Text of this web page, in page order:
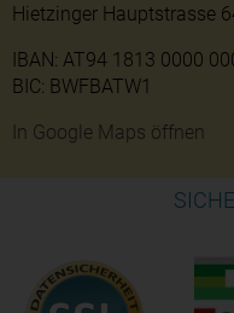
Hietzinger Hauptstrasse
IBAN: AT94 1813 0000
BIC: BWFBATW1
In Google Maps öffnen